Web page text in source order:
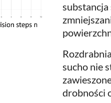
substancja
sucho nie
drobności